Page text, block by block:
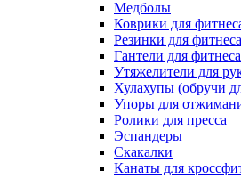
Медболы
Коврики для
Резинки для
Гантели для фитнеса
Утяжелители для
Хулахупы (обручи
Упоры для
Ролики для пресса
Эспандеры
Скакалки
Канаты для